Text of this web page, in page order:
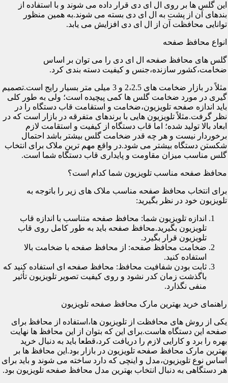
این گلس ها بر روی ال ای دی قرار داده می شوند و با استفاده از
بندهای آن از پشت به ال ای دی بسته می شوند.به همین منظور
توانایی محافظت آن از ال ای دی افزایش می یابد.
انواع محافظ صفحه
گلس های محافظ صفحه ال ای دی را می توان بر اساس
ضخامت،کشور سازنده،جنس و کیفیت دسته بندی کرد.
مثلاً در بازار ضخامت های 2،2.5 و 3 میلی متر بسیار رایج است.تصمیم
گیری در مورد ضخامت گلس ها کمی پیچیده است؛ ولی به طور کلی
باید اندازه صفحه تلویزیون،ضخامت و استقامت قاب دستگاه را در
نظر گرفت.مثلاً تلویزیون هایی با برندهای متفرقه در بازار است که در
ابعاد بالا تولید شده؛ اما قاب دستگاه از کیفیت و استقامت لازم
برخوردار نیست و هر چه قدر ضخامت گلس بیشتر باشد احتمال
شکستن دستگاه بیشتر می شود.در واقع مهم ترین ملاک برای انتخاب
گلس مناسب میزان مقاومت و پایداری قاب دستگاه شما است.
محافظ صفحه مناسب تلویزیون شما کدام است؟
برای انتخاب محافظ صفحه مناسب ملاک های زیر را باتوجه به
تلویزیون خود در نظر بگیرید:
اندازه تلویزیون شما: محافظ صفحه متناسب با اندازه قاب
تلویزیون بگیرید.محافظ صفحه باید به طور کامل روی قاب
تلویزیون قرار بگیرد.
ضخامت محافظ صفحه: از محافظ صفحه با ضخامت بالا
استفاده کنید.
ثابت بودن شفافیت محافظ: محافظ صفحه ای استفاده کنید که
باگذشت زمان کدر نشود و روی کیفیت تصویر تلویزیون تأثیر
منفی نگذارد.
راهنمای خرید بهترین مارک محافظ صفحه تلویزیون
یکی از روش های محافظت از تلویزیون ها،استفاده از محافظ برای
صفحه این دستگاه هاست.برای این که بتوان از این محافظ ها نهایت
بهره را برد و کارایی لازم را دریافت کرد،قطعا باید به دنبال خرید
بهترین مارک محافظ صفحه تلویزیون در بازار بود.این محافظ ها بر
اساس نوع تلویزیون،مدل و اینچی که دارد ساخته می شوند و باید برای
هر دستگاهی به دنبال انتخاب بهترین مدل محافظ صفحه تلویزیون بود.